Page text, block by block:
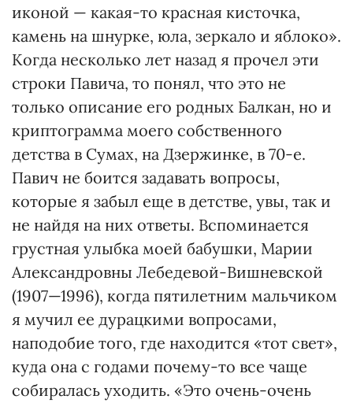
иконой — какая-то красная кисточка,
камень на шнурке, юла, зеркало и яблоко».
Когда несколько лет назад я прочел эти
строки Павича, то понял, что это не
только описание его родных Балкан, но и
криптограмма моего собственного
детства в Сумах, на Дзержинке, в 70-е.
Павич не боится задавать вопросы,
которые я забыл еще в детстве, увы, так и
не найдя на них ответы. Вспоминается
грустная улыбка моей бабушки, Марии
Александровны Лебедевой-Вишневской
(1907—1996), когда пятилетним мальчиком
я мучил ее дурацкими вопросами,
наподобие того, где находится «тот свет»,
куда она с годами почему-то все чаще
собиралась уходить. «Это очень-очень